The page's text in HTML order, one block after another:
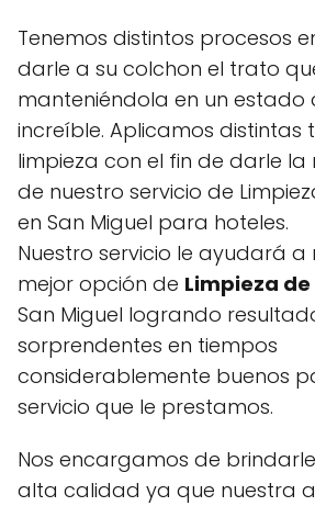
Tenemos distintos procesos
darle a su colchon el trato
manteniéndola en un estado
increíble. Aplicamos distintas
limpieza con el fin de darle
de nuestro servicio de
en San Miguel para hoteles.
Nuestro servicio le ayudará a
mejor opción de Limpieza
San Miguel logrando
sorprendentes en tiempos
considerablemente buenos
servicio que le prestamos.
Nos encargamos de
alta calidad ya que nuestra